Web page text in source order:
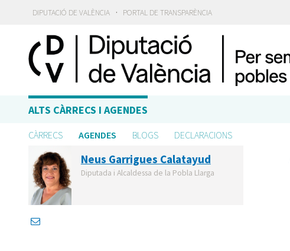
DIPUTACIÓ DE VALÈNCIA · PORTAL DE TRANSPARÈNCIA
ALTS CÀRRECS I AGENDES
CÀRRECS AGENDES BLOGS DECLARACIONS
Neus Garrigues Calatayud
Diputada i Alcaldessa de la Pobla Llarga